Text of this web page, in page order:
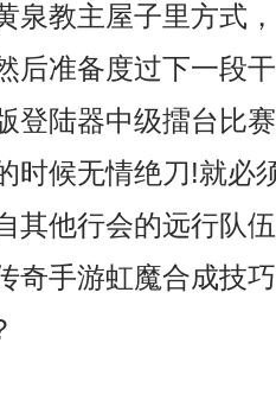
泉教主屋子里方式
后准备度过下一段
登陆器中级擂台比
时候无情绝刀!就必
其他行会的远行队
奇手游虹魔合成技